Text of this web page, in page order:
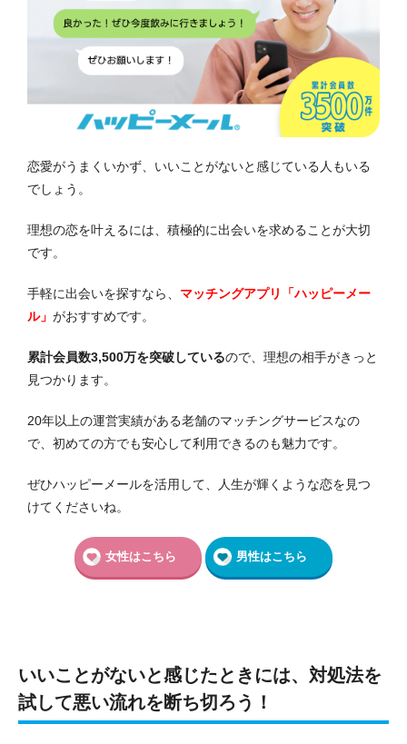
恋愛がうまくいかず、いいことがないと感じている人もいる
でしょう。
理想の恋を叶えるには、積極的に出会いを求めることが大切
です。
手軽に出会いを探すなら、 マッチングアプリ「ハッピーメー
ル」 がおすすめです。
累計会員数3,500万を突破しているので、理想の相手がきっと
見つかります。
20年以上の運営実績がある老舗のマッチングサービスなの
で、初めての方でも安心して利用できるのも魅力です。
ぜひハッピーメールを活用して、人生が輝くような恋を見つ
けてくださいね。
女性はこちら 男性はこちら
いいことがないと感じたときには、対処法を
試して悪い流れを断ち切ろう！